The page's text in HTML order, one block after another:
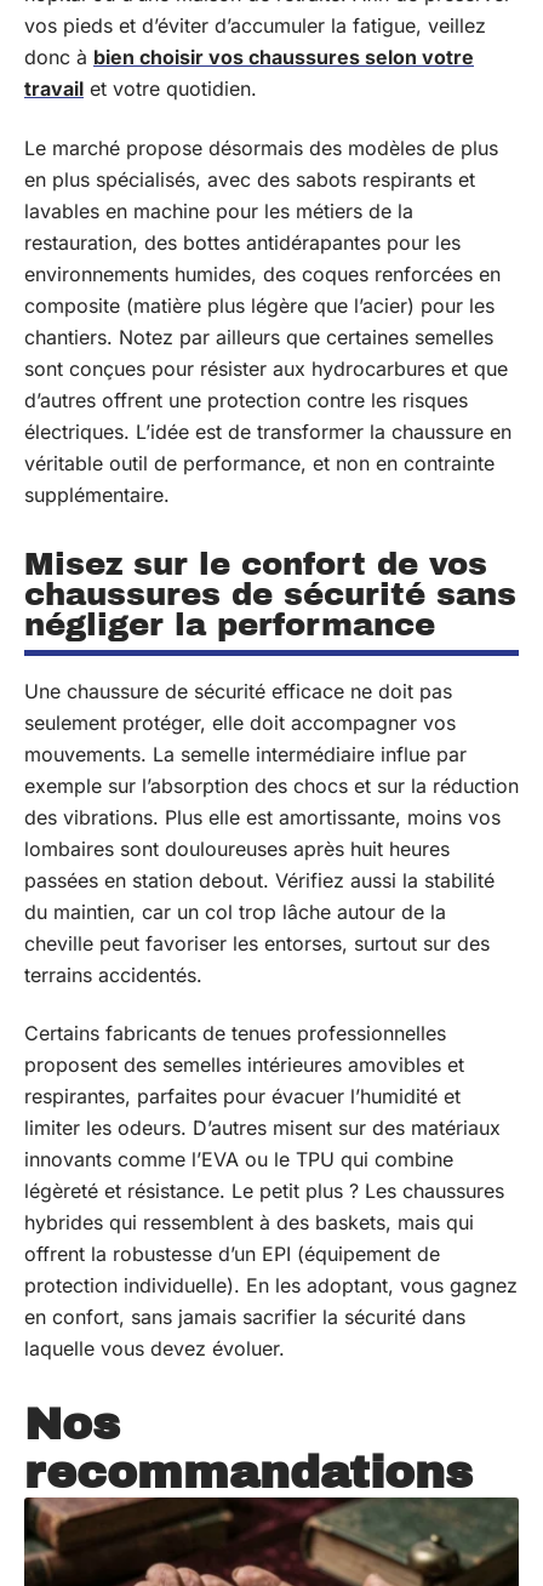
vos pieds et d’éviter d’accumuler la fatigue, veillez
donc à bien choisir vos chaussures selon votre
travail et votre quotidien.
Le marché propose désormais des modèles de plus
en plus spécialisés, avec des sabots respirants et
lavables en machine pour les métiers de la
restauration, des bottes antidérapantes pour les
environnements humides, des coques renforcées en
composite (matière plus légère que l’acier) pour les
chantiers. Notez par ailleurs que certaines semelles
sont conçues pour résister aux hydrocarbures et que
d’autres offrent une protection contre les risques
électriques. L’idée est de transformer la chaussure en
véritable outil de performance, et non en contrainte
supplémentaire.
Misez sur le confort de vos
chaussures de sécurité sans
négliger la performance
Une chaussure de sécurité efficace ne doit pas
seulement protéger, elle doit accompagner vos
mouvements. La semelle intermédiaire influe par
exemple sur l’absorption des chocs et sur la réduction
des vibrations. Plus elle est amortissante, moins vos
lombaires sont douloureuses après huit heures
passées en station debout. Vérifiez aussi la stabilité
du maintien, car un col trop lâche autour de la
cheville peut favoriser les entorses, surtout sur des
terrains accidentés.
Certains fabricants de tenues professionnelles
proposent des semelles intérieures amovibles et
respirantes, parfaites pour évacuer l’humidité et
limiter les odeurs. D’autres misent sur des matériaux
innovants comme l’EVA ou le TPU qui combine
légèreté et résistance. Le petit plus ? Les chaussures
hybrides qui ressemblent à des baskets, mais qui
offrent la robustesse d’un EPI (équipement de
protection individuelle). En les adoptant, vous gagnez
en confort, sans jamais sacrifier la sécurité dans
laquelle vous devez évoluer.
Nos
recommandations